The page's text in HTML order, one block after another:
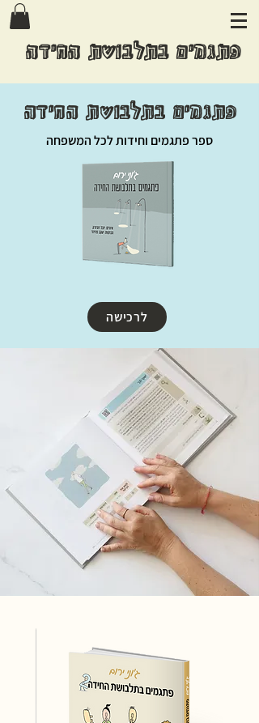
פתגמים בתלבושת החידה
פתגמים בתלבושת החידה
ספר פתגמים וחידות לכל המשפחה
לרכישה